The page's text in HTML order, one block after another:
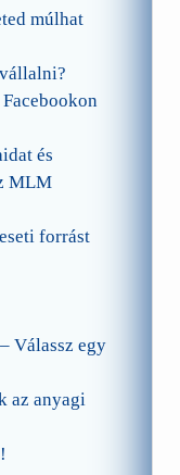
múlhat
és
MLM
forrást
Válassz egy
az anyagi